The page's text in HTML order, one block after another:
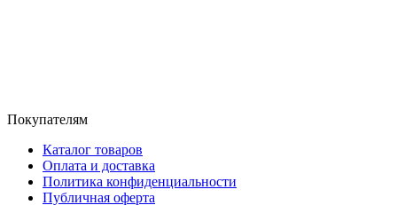
Покупателям
Каталог товаров
Оплата и доставка
Политика конфиденциальности
Публичная оферта